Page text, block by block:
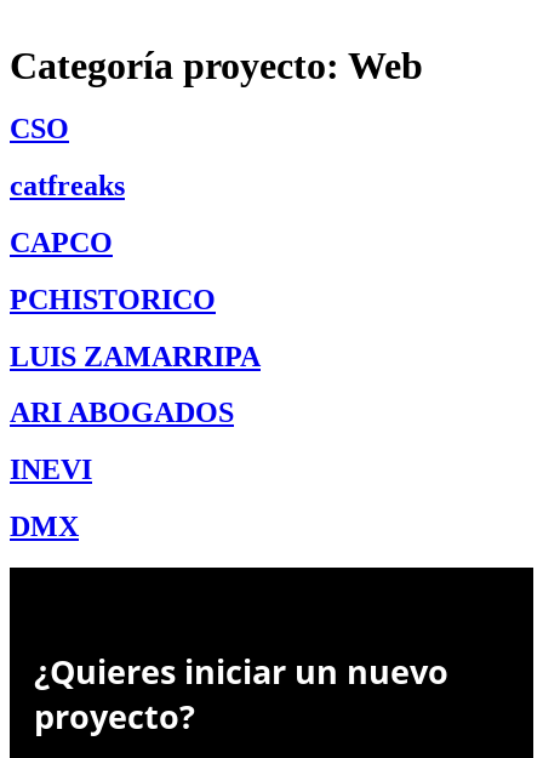
Categoría proyecto: Web
CSO
catfreaks
CAPCO
PCHISTORICO
LUIS ZAMARRIPA
ARI ABOGADOS
INEVI
DMX
¿Quieres iniciar un nuevo
proyecto?